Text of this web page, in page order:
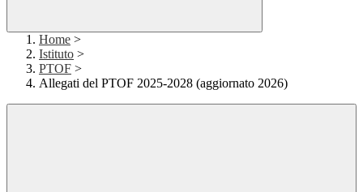
Home >
Istituto >
PTOF >
Allegati del PTOF 2025-2028 (aggiornato 2026)